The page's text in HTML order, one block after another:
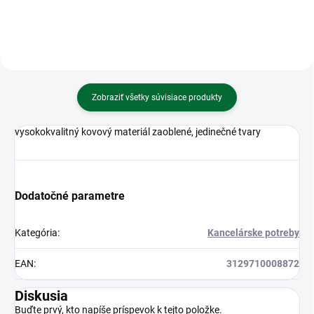
Zobraziť všetky súvisiace produkty
vysokokvalitný kovový materiál zaoblené, jedinečné tvary
Dodatočné parametre
Kategória: Kancelárske potreby
EAN: 3129710008872
Diskusia
Buďte prvý, kto napíše príspevok k tejto položke.